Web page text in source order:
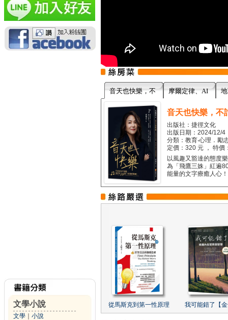
文學小說
文學 小說
音天也快樂，不 摩爾定律、AI
音天也快樂，不
出版社：捷徑文化
出版日期：2024/12/4
分類：教育‧心理．勵
定價：320 元 ， 特價
以風趣又豁達的態度
為「飛鷹三姝」紅遍
能量的文字療癒人心
從馬斯克到第一性原理 我可能錯了【